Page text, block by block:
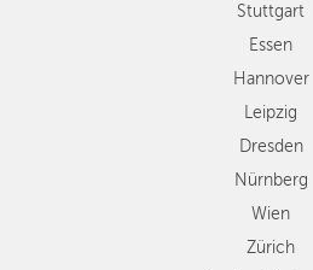
Wien
Zürich
Andere
Regionen
Stuttgart
Essen
Hannover
Leipzig
Dresden
Nürnberg
Wien
Zürich